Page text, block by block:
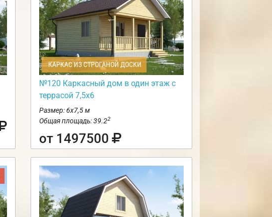
КАРКАС ИЗ СТРОГАНОЙ ДОСКИ
№120 Каркасный дом в один этаж с
террасой 7,5х6
Размер: 6х7,5 м
Общая площадь: 39.22
от 1497500